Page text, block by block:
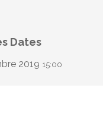
Dates
2019 15:00